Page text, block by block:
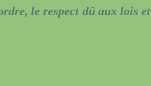
le respect dû aux lois et